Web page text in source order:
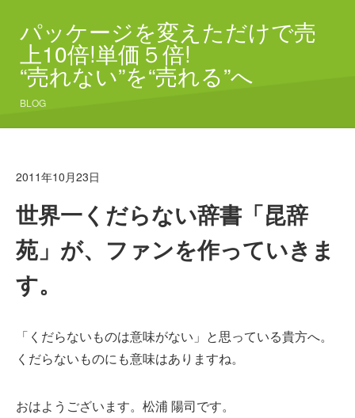
パッケージを変えただけで売
上10倍!単価５倍!
“売れない”を“売れる”へ
BLOG
2011年10月23日
世界一くだらない辞書「昆辞
苑」が、ファンを作っていきま
す。
「くだらないものは意味がない」と思っている貴方へ。
くだらないものにも意味はありますね。
おはようございます。松浦 陽司です。